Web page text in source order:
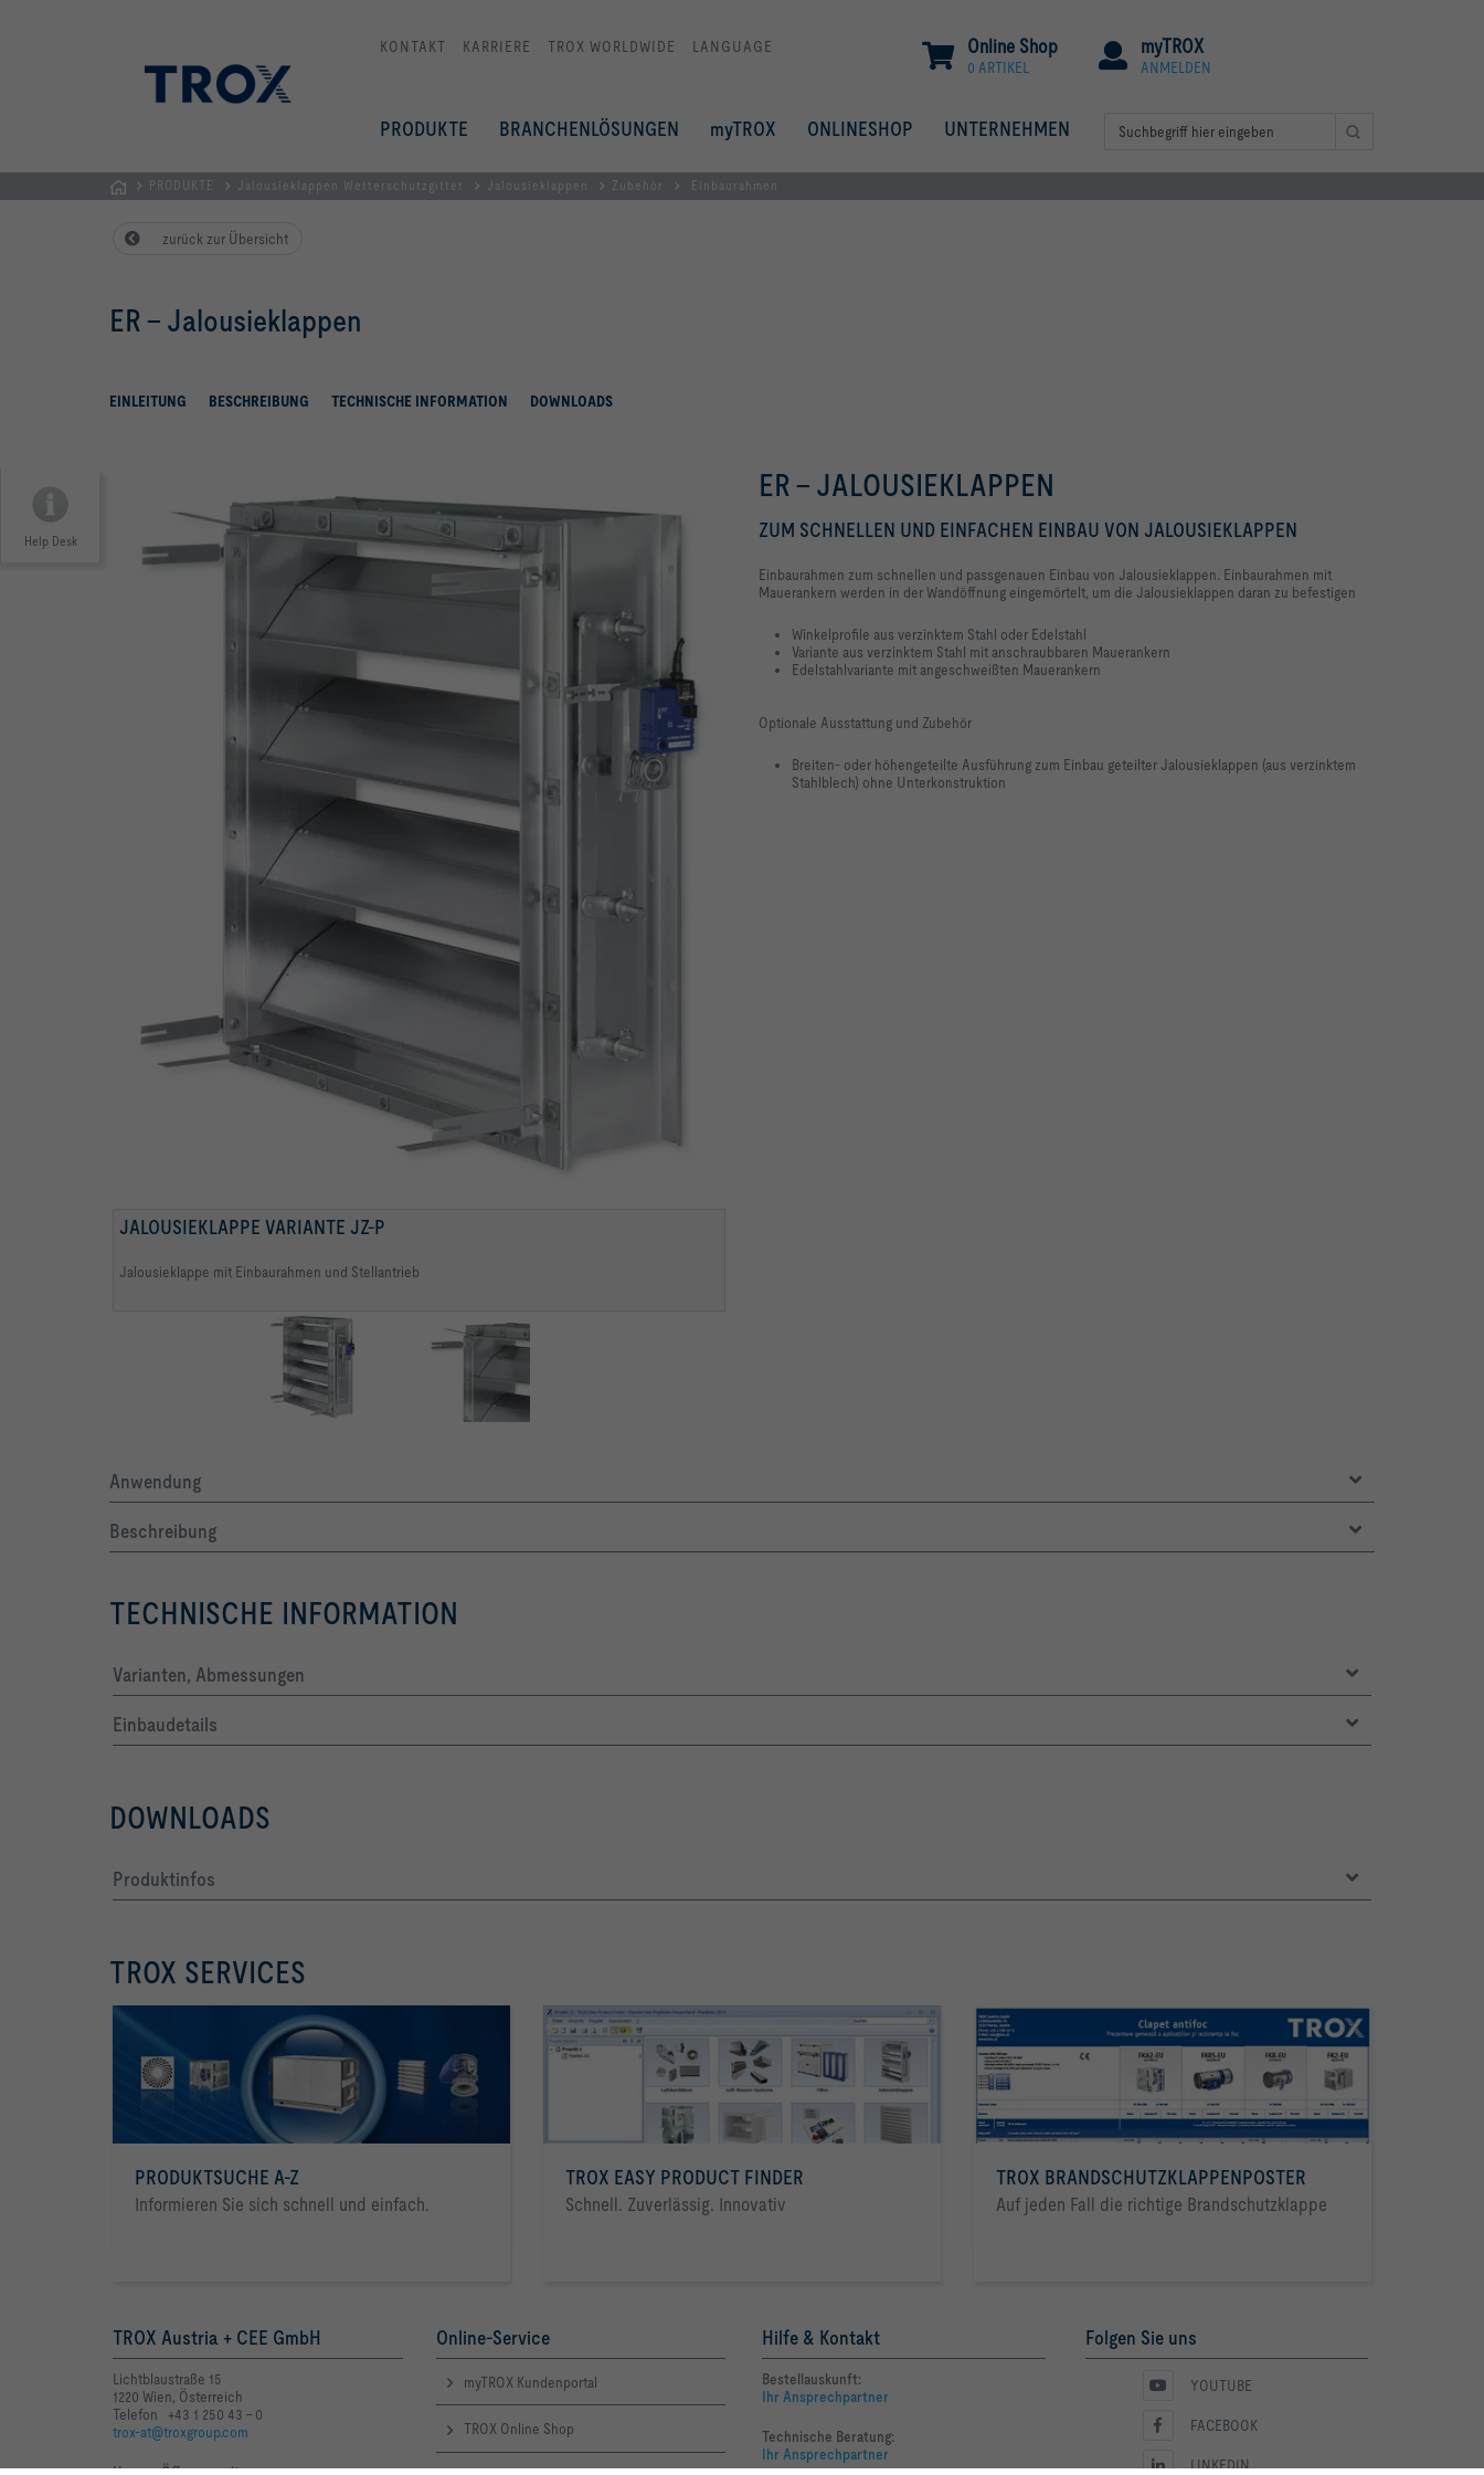
KONTAKT KARRIERE TROX WORLDWIDE LANGUAGE myTROX
ANMELDEN
Online Shop
0 ARTIKEL
PRODUKTE BRANCHENLÖSUNGEN myTROX ONLINESHOP UNTERNEHMEN
AUSTRIA
| Komponenten,
Systeme
Klimatisierung
PRODUKTE Jalousieklappen Wetterschutzgitter Jalousieklappen Zubehör Einbaurahmen
zurück zur Übersicht
ER – Jalousieklappen
EINLEITUNG BESCHREIBUNG TECHNISCHE INFORMATION DOWNLOADS
Help Desk
JALOUSIEKLAPPE VARIANTE JZ-P
Jalousieklappe mit Einbaurahmen und Stellantrieb
ER – JALOUSIEKLAPPEN
ZUM SCHNELLEN UND EINFACHEN EINBAU VON JALOUSIEKLAPPEN
Einbaurahmen zum schnellen und passgenauen Einbau von Jalousieklappen. Einbaurahmen mit
Mauerankern werden in der Wandöffnung eingemörtelt, um die Jalousieklappen daran zu befestigen
Winkelprofile aus verzinktem Stahl oder Edelstahl
Variante aus verzinktem Stahl mit anschraubbaren Mauerankern
Edelstahlvariante mit angeschweißten Mauerankern
Optionale Ausstattung und Zubehör
Breiten- oder höhengeteilte Ausführung zum Einbau geteilter Jalousieklappen (aus verzinktem
Stahlblech) ohne Unterkonstruktion
Anwendung
Beschreibung
TECHNISCHE INFORMATION
Varianten, Abmessungen
Einbaudetails
DOWNLOADS
Produktinfos
TROX SERVICES
PRODUKTSUCHE A-Z
Informieren Sie sich schnell und einfach.
TROX EASY PRODUCT FINDER
Schnell. Zuverlässig. Innovativ
TROX BRANDSCHUTZKLAPPENPOSTER
Auf jeden Fall die richtige Brandschutzklappe
TROX Austria + CEE GmbH
Lichtblaustraße 15
1220 Wien, Österreich
Telefon +43 1 250 43 - 0
trox-at@troxgroup.com
Unsere Öffnungszeiten:
Online-Service
myTROX Kundenportal
TROX Online Shop
Hilfe & Kontakt
Bestellauskunft:
Ihr Ansprechpartner
Technische Beratung:
Ihr Ansprechpartner
Folgen Sie uns
YOUTUBE
FACEBOOK
LINKEDIN